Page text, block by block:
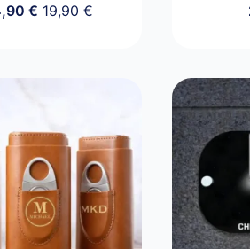
19,90€
Ursprünglicher
€ Aktueller